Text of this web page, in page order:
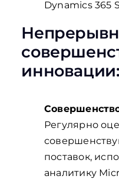
Dynamics 365
инновации:
Регулярно
поставок,
аналитику